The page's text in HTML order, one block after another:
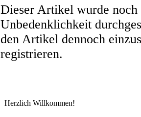
Dieser Artikel wurde
Unbedenklichkeit
den Artikel dennoch
registrieren.
Herzlich Willkommen!